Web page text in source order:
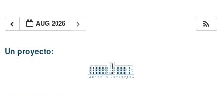
AUG 2026
Un proyecto: